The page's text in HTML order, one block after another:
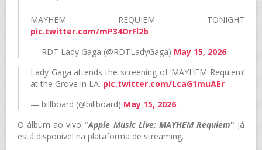
MAYHEM REQUIEM TONIGHT
pic.twitter.com/mP34OrFl2b
— RDT Lady Gaga (@RDTLadyGaga) May 15, 2026
Lady Gaga attends the screening of ‘MAYHEM Requiem’
at the Grove in LA. pic.twitter.com/LcaG1muAEr
— billboard (@billboard) May 15, 2026
O álbum ao vivo "Apple Music Live: MAYHEM Requiem" já
está disponível na plataforma de streaming.